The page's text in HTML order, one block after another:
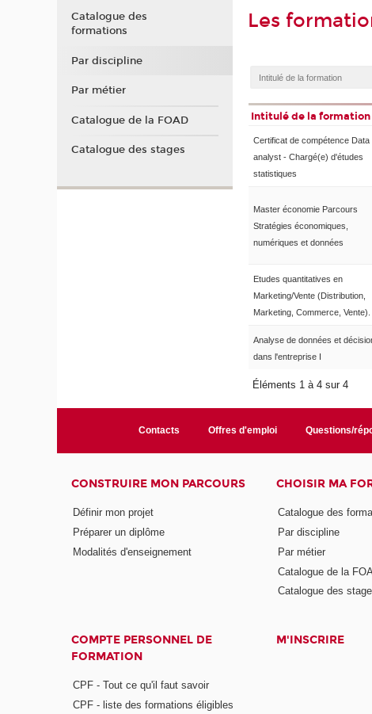
Les
Intitulé de la formation
Certificat de compétence Data
analyst - Chargé(e) d'études
statistiques
Master économie Parcours
Stratégies économiques,
numériques et données
Etudes quantitatives en
Marketing/Vente (Distribution,
Marketing, Commerce, Vente).
Analyse de données et
dans l'entreprise I
Éléments 1 à 4 sur 4
Catalogue des
formations
Par discipline
Par métier
Catalogue de la FOAD
Catalogue des stages
Contacts Offres d'emploi Questions/
CONSTRUIRE MON PARCOURS
Définir mon projet
Préparer un diplôme
Modalités d'enseignement
CHOISIR MA
Catalogue des
Par discipline
Par métier
Catalogue de la
Catalogue des
COMPTE PERSONNEL DE
FORMATION
CPF - Tout ce qu'il faut savoir
CPF - liste des formations éligibles
M'INSCRIRE